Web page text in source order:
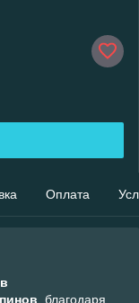
Оплата
, благодаря